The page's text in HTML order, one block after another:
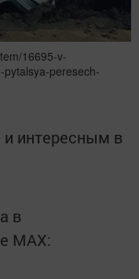
16695-v-
peresech-
интересным в
в
MАХ: